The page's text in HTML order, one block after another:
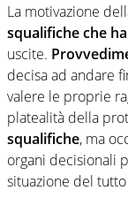
La motivazione
squalifiche che
uscite.
decisa ad andare
valere le proprie
platealità della
squalifiche, ma
organi decisionali
situazione del